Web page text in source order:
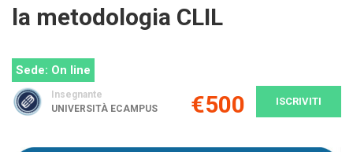
la metodologia CLIL
Sede: On line
Insegnante
UNIVERSITÀ ECAMPUS
€500 ISCRIVITI